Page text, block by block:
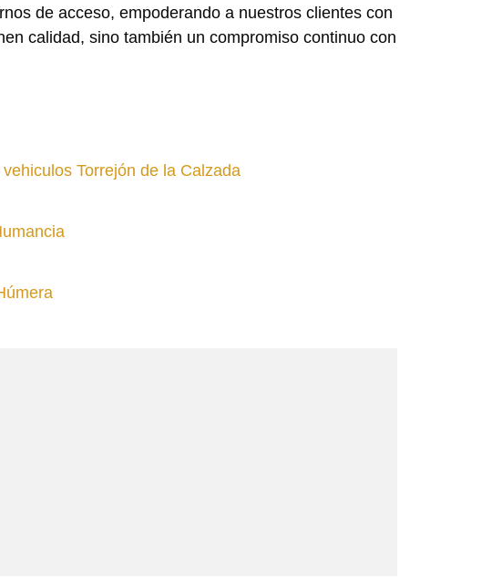
de acceso, empoderando a nuestros clientes con
calidad, sino también un compromiso continuo con
Torrejón de la Calzada